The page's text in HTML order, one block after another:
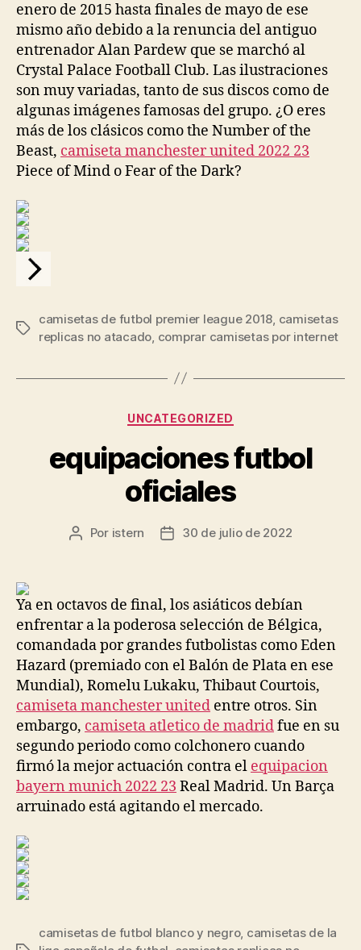
enero de 2015 hasta finales de mayo de ese
mismo año debido a la renuncia del antiguo
entrenador Alan Pardew que se marchó al
Crystal Palace Football Club. Las ilustraciones
son muy variadas, tanto de sus discos como de
algunas imágenes famosas del grupo. ¿O eres
más de los clásicos como the Number of the
Beast, camiseta manchester united 2022 23
Piece of Mind o Fear of the Dark?
Etiquetas
camisetas de futbol premier league 2018 camisetas
replicas no atacado comprar camisetas por internet
Categorías
UNCATEGORIZED
equipaciones futbol
oficiales
Autor
Por istern
Fecha30 de julio de 2022
Ya en octavos de final, los asiáticos debían
enfrentar a la poderosa selección de Bélgica,
comandada por grandes futbolistas como Eden
Hazard (premiado con el Balón de Plata en ese
Mundial), Romelu Lukaku, Thibaut Courtois,
camiseta manchester united entre otros. Sin
embargo, camiseta atletico de madridfue en su
segundo periodo como colchonero cuando
firmó la mejor actuación contra el equipacion
bayern munich 2022 23 Real Madrid. Un Barça
arruinado está agitando el mercado.
camisetas de futbol blanco y negro, camisetas de la